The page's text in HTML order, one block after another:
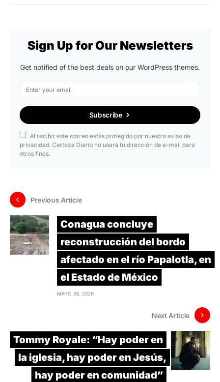
Sign Up for Our Newsletters
Get notified of the best deals on our WordPress themes.
Subscribe
Al recibir este correo estás protegido por nuestro aviso de
privacidad. Certeza Diario no usará tu dirección de e-mail para
otros fines.
Previous Article
Conagua concluye
reconstrucción del bordo
afectado en el río Papalotla, en
el Estado de México
MAYO 26, 2026
Next Article
Tommy Royale: “Hay poder en
la iglesia, hay poder en Jesús,
hay poder en comunidad”